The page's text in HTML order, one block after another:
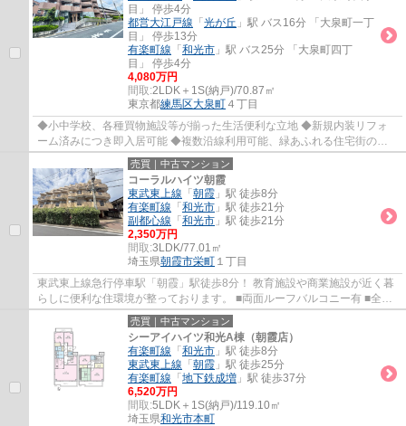
目」 停歩4分
都営大江戸線 「 光が丘 」駅 バス16分 「大泉町一丁
目」 停歩13分
有楽町線 「 和光市 」駅 バス25分 「大泉町四丁
目」 停歩4分
4,080万円
間取:2LDK＋1S(納戸)/70.87㎡
東京都練馬区大泉町 ４丁目
◆小中学校、各種買物施設等が揃った生活便利な立地 ◆新規内装リフォ
ーム済みにつき即入居可能 ◆複数沿線利用可能、緑あふれる住宅街の一
角
売買｜中古マンション
コーラルハイツ朝霞
東武東上線 「 朝霞 」駅 徒歩8分
有楽町線 「 和光市 」駅 徒歩21分
副都心線 「 和光市 」駅 徒歩21分
2,350万円
間取:3LDK/77.01㎡
埼玉県朝霞市栄町 １丁目
東武東上線急行停車駅「朝霞」駅徒歩8分！ 教育施設や商業施設が近く暮
らしに便利な住環境が整っております。 ■両面ルーフバルコニー有 ■全居
室収納あり ■南東向きで陽当たり良好！ ■...
売買｜中古マンション
シーアイハイツ和光A棟（朝霞店）
有楽町線 「 和光市 」駅 徒歩8分
東武東上線 「 朝霞 」駅 徒歩25分
有楽町線 「 地下鉄成増 」駅 徒歩37分
6,520万円
間取:5LDK＋1S(納戸)/119.10㎡
埼玉県和光市本町